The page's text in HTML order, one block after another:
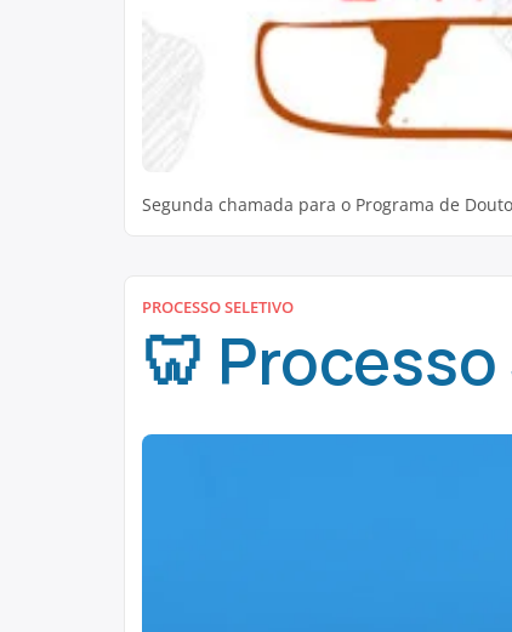
Segunda chamada para o Programa de
PROCESSO SELETIVO
🦷